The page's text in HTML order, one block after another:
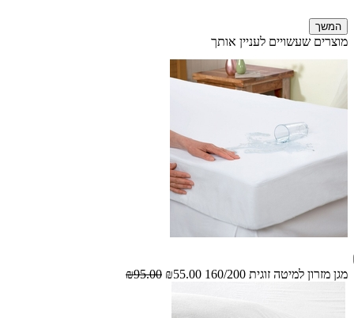
המשך
מוצרים שעשויים לעניין אותך
מגן מזרון למיטה זוגית 160/200 ₪55.00
₪95.00